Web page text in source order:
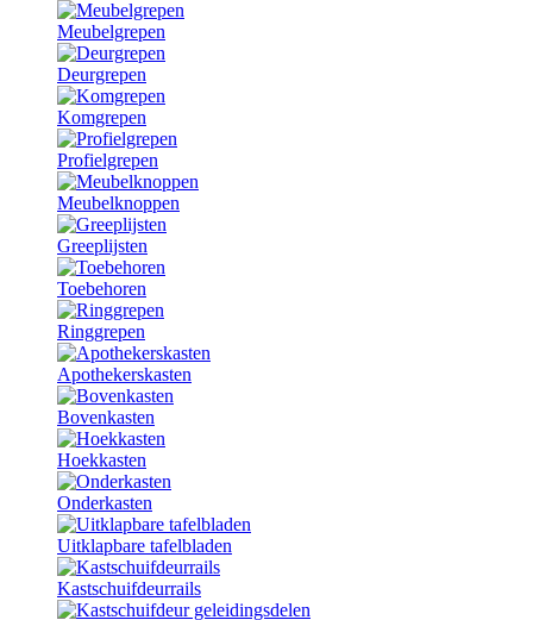
Meubelgrepen
Deurgrepen
Komgrepen
Profielgrepen
Meubelknoppen
Greeplijsten
Toebehoren
Ringgrepen
Apothekerskasten
Bovenkasten
Hoekkasten
Onderkasten
Uitklapbare tafelbladen
Kastschuifdeurrails